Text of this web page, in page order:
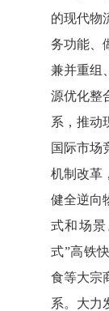
的现代物
务功能、
兼并重组
源优化整
系，推动
国际市场
机制改革
健全逆向
式和场
式”高铁
食等大宗
系。大力